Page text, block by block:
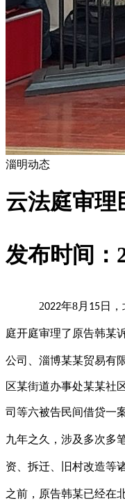
淄明动态
云法庭审理
发布时间：
2022年8月 15日
庭开庭审理了原告韩某
公司、淄博某某贸易有
区某街道办事处某某社
司等六被告民间借贷一
九年之久，涉及多次多
资、拆迁、旧村改造等
之前，原告韩某已经在